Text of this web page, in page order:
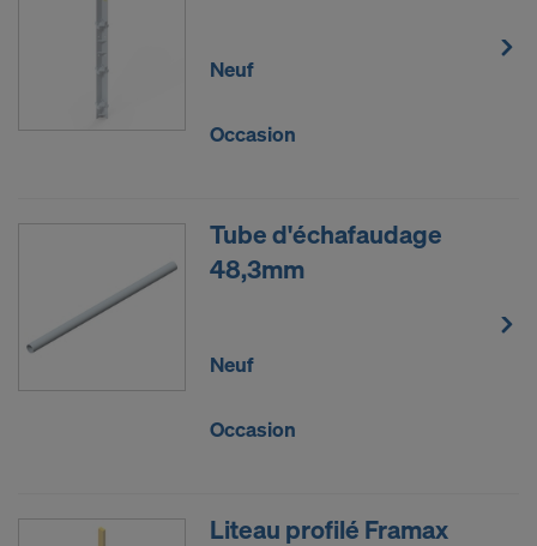
Neuf
Occasion
Tube d'échafaudage
48,3mm
Neuf
Occasion
Liteau profilé Framax